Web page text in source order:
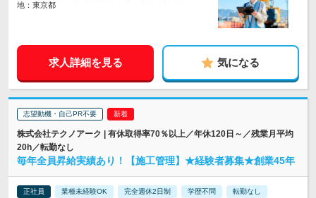
地：東京都
求人詳細を見る 気になる
志望動機・自己PR不要
株式会社テクノアーク | 有休取得率70％以上／年休120日～／残業月平均
20h／転勤なし
毎年全員昇給実績あり！【施工管理】★経験者募集★創業45年
正社員 業種未経験OK 完全週休2日制 学歴不問 転勤なし